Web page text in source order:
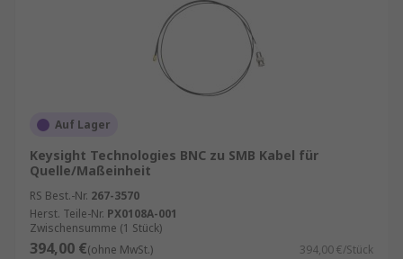
Auf Lager
Keysight Technologies BNC zu SMB Kabel für
Quelle/Maßeinheit
RS Best.-Nr. 267-3570
Herst. Teile-Nr. PX0108A-001
Zwischensumme (1 Stück)
394,00 €(ohne MwSt.) 394,00 €/Stück